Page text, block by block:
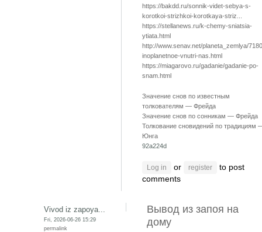
https://bakdd.ru/sonnik-videt-sebya-s-
korotkoi-strizhkoi-korotkaya-striz...
https://stellanews.ru/k-chemy-sniatsia-
ytiata.html
http://www.senav.net/planeta_zemlya/
inoplanetnoe-vnutri-nas.html
https://miagarovo.ru/gadanie/gadanie-po-
snam.html
Значение снов по известным
толкователям — Фрейда
Значение снов по сонникам — Фрейда
Толкование сновидений по традициям
Юнга
92a224d
Log in or register
to post
comments
Vivod iz zapoya...
Fri, 2026-06-26 15:29
permalink
Вывод из запоя на
дому